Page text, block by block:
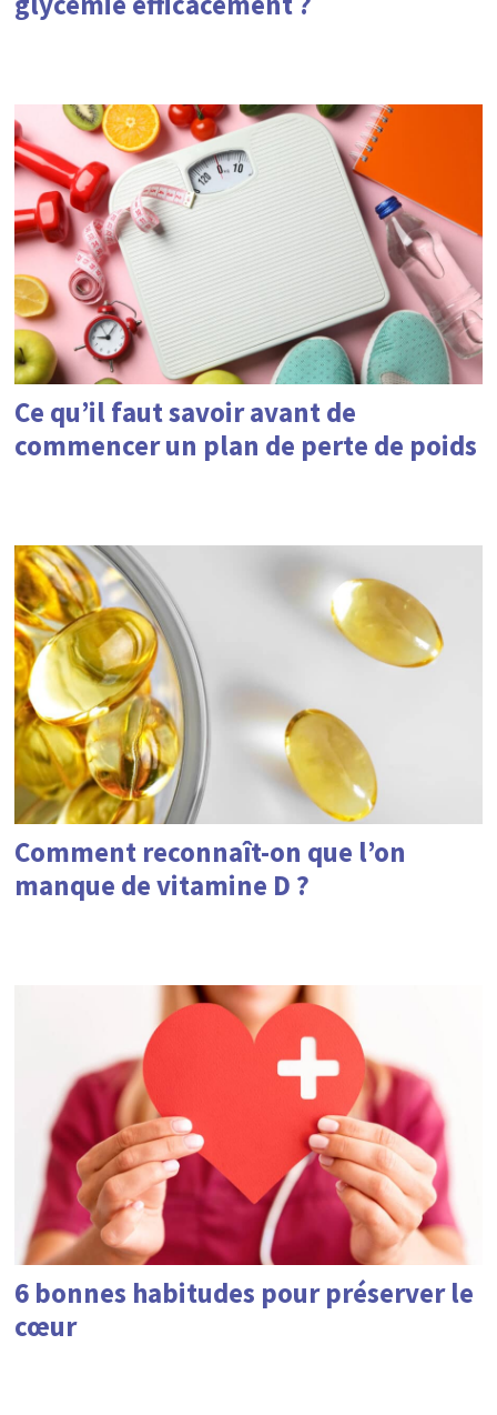
Ce qu’il faut savoir avant de
commencer un plan de perte de poids
Comment reconnaît-on que l’on
manque de vitamine D ?
6 bonnes habitudes pour préserver le
cœur